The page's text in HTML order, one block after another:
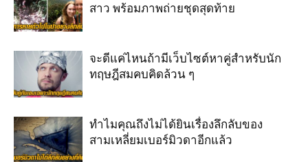
สาว พร้อมภาพถ่ายชุดสุดท้าย
จะดีแค่ไหนถ้ามีเว็บไซต์หาคู่สำหรับนัก
ทฤษฎีสมคบคิดล้วน ๆ
ทำไมคุณถึงไม่ได้ยินเรื่องลึกลับของ
สามเหลี่ยมเบอร์มิวดาอีกแล้ว